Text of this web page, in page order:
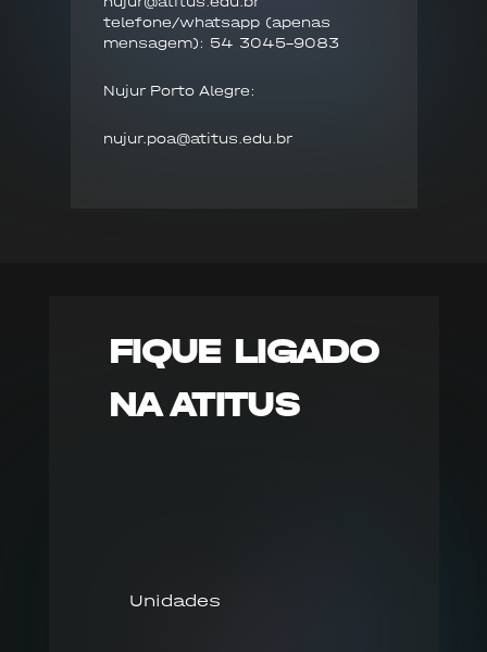
telefone/whatsapp (apenas
mensagem): 54 3045-9083
Nujur Porto Alegre:
nujur.poa@atitus.edu.br
FIQUE LIGADO
NA ATITUS
Unidades